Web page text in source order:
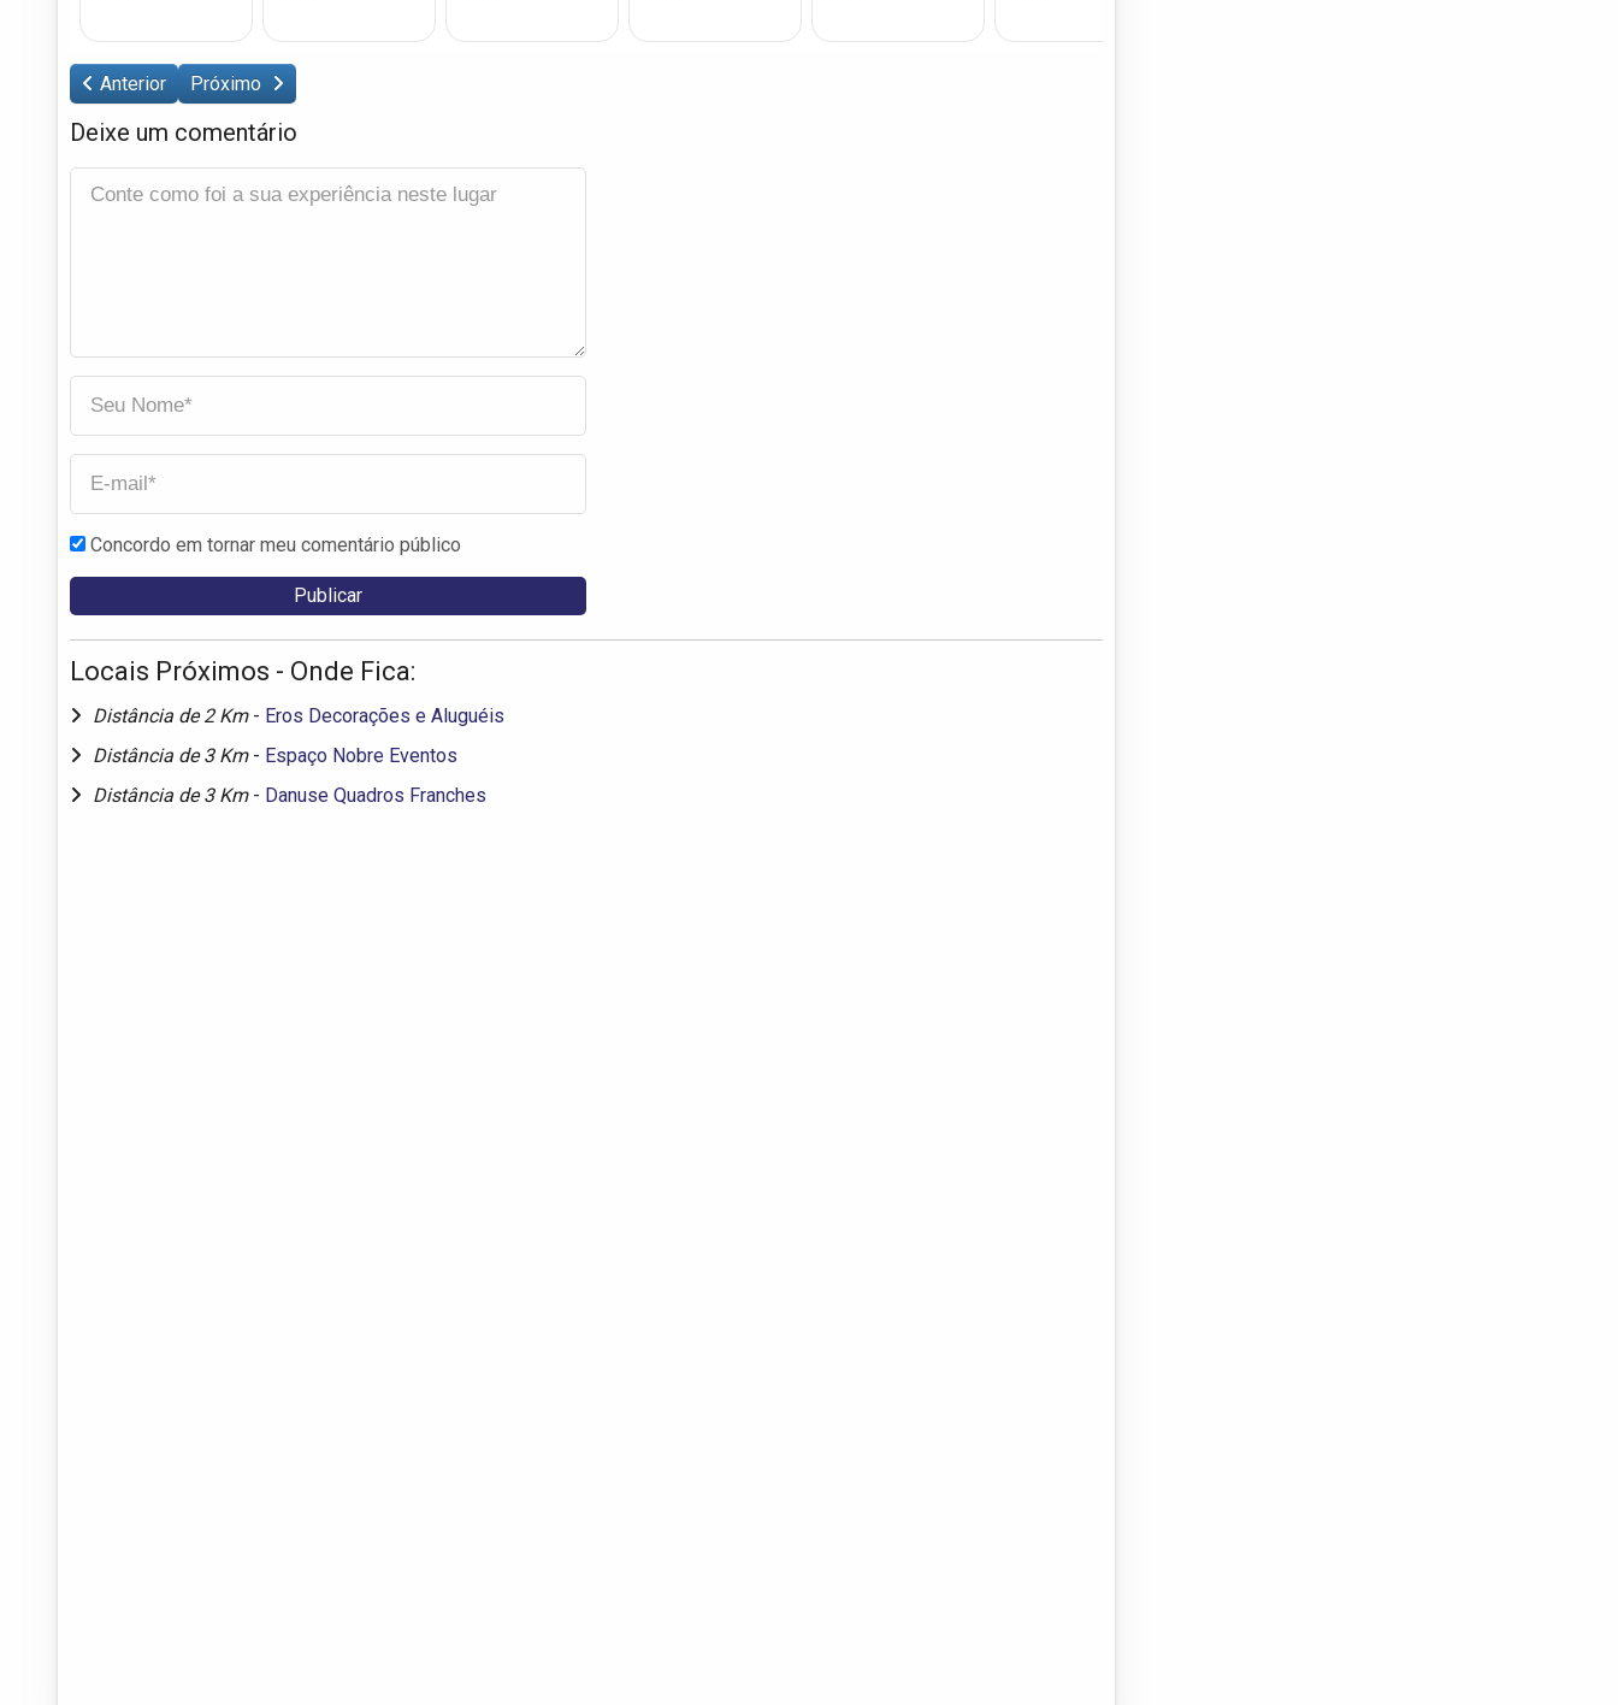
Anterior Próximo
Deixe um comentário
Concordo em tornar meu comentário público
Locais Próximos - Onde Fica:
Distância de 2 Km - Eros Decorações e Aluguéis
Distância de 3 Km - Espaço Nobre Eventos
Distância de 3 Km - Danuse Quadros Franches